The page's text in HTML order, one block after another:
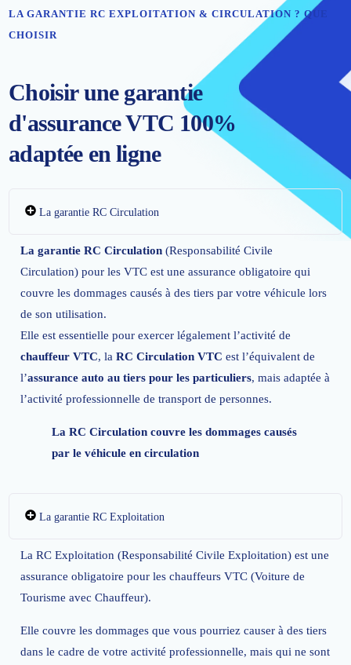
LA GARANTIE RC EXPLOITATION & CIRCULATION ? QUE
CHOISIR
Choisir une garantie
d'assurance VTC 100%
adaptée en ligne
La garantie RC Circulation
La garantie RC Circulation (Responsabilité Civile
Circulation) pour les VTC est une assurance obligatoire qui
couvre les dommages causés à des tiers par votre véhicule lors
de son utilisation.
Elle est essentielle pour exercer légalement l’activité de
chauffeur VTC, laRC Circulation VTC est l’équivalent de
l’assurance auto au tiers pour les particuliers, mais adaptée à
l’activité professionnelle de transport de personnes.
La RC Circulation couvre les dommages causés
par le véhicule en circulation
La garantie RC Exploitation
La RC Exploitation (Responsabilité Civile Exploitation) est une
assurance obligatoire pour les chauffeurs VTC (Voiture de
Tourisme avec Chauffeur).
Elle couvre les dommages que vous pourriez causer à des tiers
dans le cadre de votre activité professionnelle, mais qui ne sont